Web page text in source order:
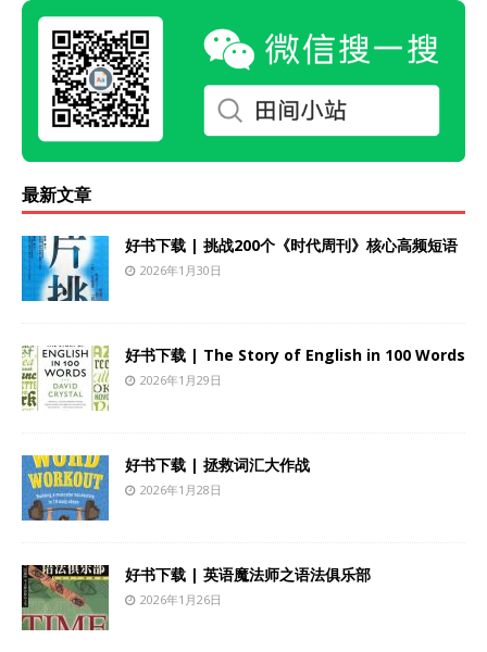
最新文章
好书下载 | 挑战200个《时代周刊》核心高频短语
2026年1月30日
好书下载 | The Story of English in 100 Words
2026年1月29日
好书下载 | 拯救词汇大作战
2026年1月28日
好书下载 | 英语魔法师之语法俱乐部
2026年1月26日